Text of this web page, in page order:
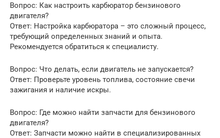
Вопрос: Как настроить карбюратор бензинового
двигателя?
Ответ: Настройка карбюратора – это сложный процесс,
требующий определенных знаний и опыта.
Рекомендуется обратиться к специалисту.
Вопрос: Что делать, если двигатель не запускается?
Ответ: Проверьте уровень топлива, состояние свечи
зажигания и наличие искры.
Вопрос: Где можно найти запчасти для бензинового
двигателя?
Ответ: Запчасти можно найти в специализированных